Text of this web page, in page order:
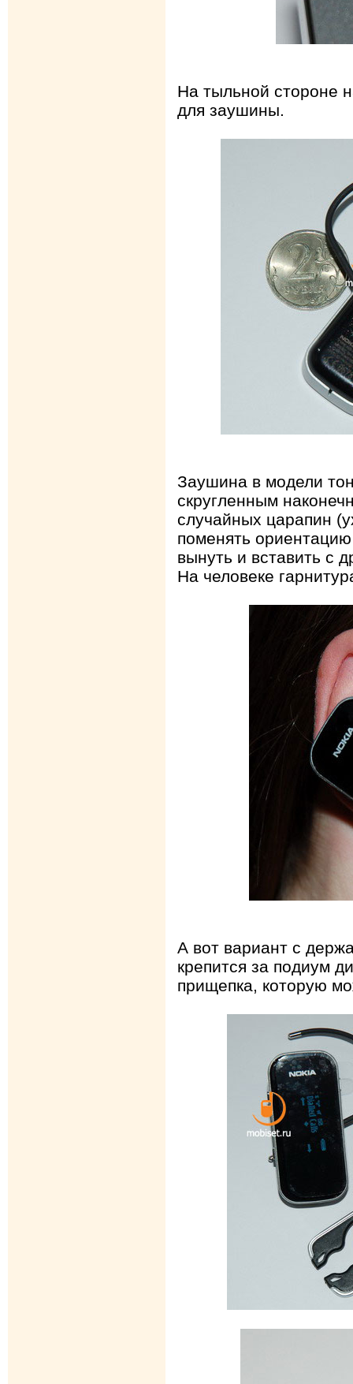
На тыльной стороне
для заушины.
Заушина в модели
скругленным
случайных царапин
поменять
вынуть и вставить с
На человеке
А вот вариант с
крепится за подиум
прищепка, которую